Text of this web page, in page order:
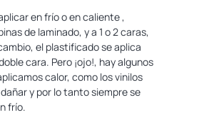
en frío o en caliente ,
de laminado, y a 1 o 2 caras,
el plastificado se aplica
cara. Pero ¡ojo!, hay algunos
calor, como los vinilos
y por lo tanto siempre se
frío.